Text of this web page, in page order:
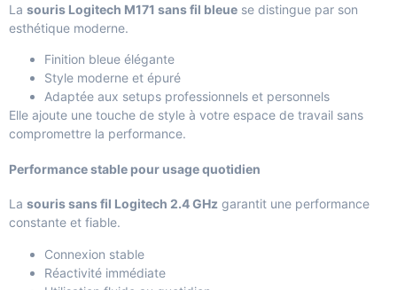
La souris Logitech M171 sans fil bleue se distingue par son
esthétique moderne.
Finition bleue élégante
Style moderne et épuré
Adaptée aux setups professionnels et personnels
Elle ajoute une touche de style à votre espace de travail sans
compromettre la performance.
Performance stable pour usage quotidien
La souris sans fil Logitech 2.4 GHz garantit une performance
constante et fiable.
Connexion stable
Réactivité immédiate